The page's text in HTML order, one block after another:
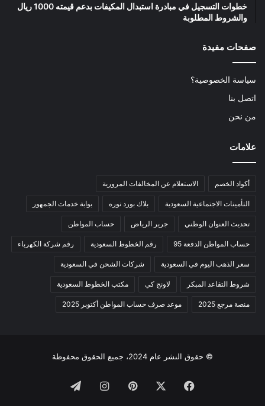
خطوات التسجيل في مبادرة استبدال المكيفات بدعم قيمته 1000 ريال
والشروط المطلوبة
صفحات مفيدة
سياسة الخصوصية؟
اتصل بنا
من نحن
علامات
أكواد الخصم الاستعلام عن المخالفات المرورية
التأمينات الاجتماعية السعودية بلاك بورد نوره بوابة خدمات الجمهور
تحديث العنوان الوطني جرير الرياض حساب المواطن
حساب المواطن الدفعة 95 رقم الخطوط السعودية رقم شركة الكهرباء
سعر الذهب اليوم في السعودية شركات الشحن في السعودية
شروط التقاعد المبكر لاونج كي مكتب الخطوط السعودية
منصة مرجع 2025 موعد صرف حساب المواطن أكتوبر 2025
© حقوق النشر عام 2024، جميع الحقوق محفوظة
فيسبوك بينتيريستانستقرامتيلقرام